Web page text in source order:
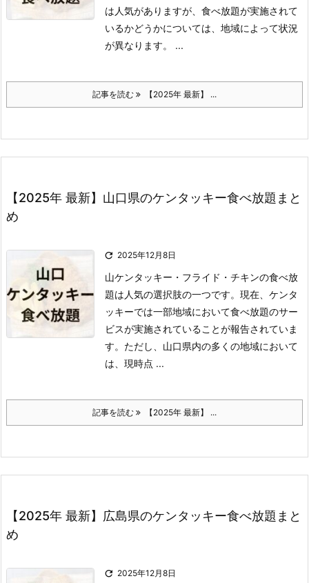
は人気がありますが、食べ放題が実施されて
いるかどうかについては、地域によって状況
が異なります。 ...
記事を読む 【2025年 最新】 ...
【2025年 最新】山口県のケンタッキー食べ放題まと
め
 2025年12月8日
山ケンタッキー・フライド・チキンの食べ放
題は人気の選択肢の一つです。 現在、ケンタ
ッキーでは一部地域において食べ放題のサー
ビスが実施されていることが報告されていま
す。 ただし、山口県内の多くの地域において
は、現時点 ...
記事を読む 【2025年 最新】 ...
【2025年 最新】広島県のケンタッキー食べ放題まと
め
 2025年12月8日